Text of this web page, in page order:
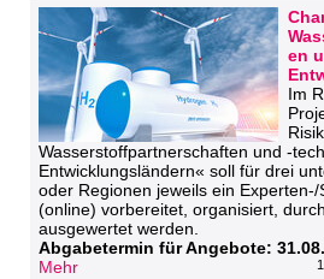
en
Im
Wasserstoffpartnerschaften und -
Entwicklungsländern« soll für drei
oder Regionen jeweils ein
(online) vorbereitet, organisiert,
ausgewertet werden.
Abgabetermin für Angebote:
Mehr